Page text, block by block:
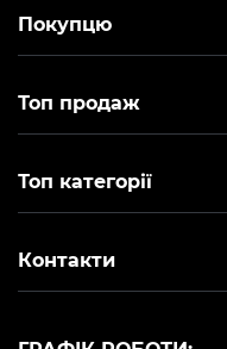
Покупцю
Топ продаж
Топ категорії
Контакти